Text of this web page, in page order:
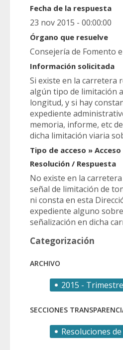
Fecha de la respuesta
23 nov 2015 - 00:00:00
Órgano que resuelve
Consejería de Fomento
Información solicitada
Si existe en la carretera
algún tipo de limitación
longitud, y si hay
expediente
memoria, informe, etc
dicha limitación viaria
Tipo de acceso »
Resolución / Respuesta
No existe en la
señal de limitación de
ni consta en esta
expediente alguno
señalización en dicha
Categorización
ARCHIVO
2015 -
SECCIONES
Resoluciones